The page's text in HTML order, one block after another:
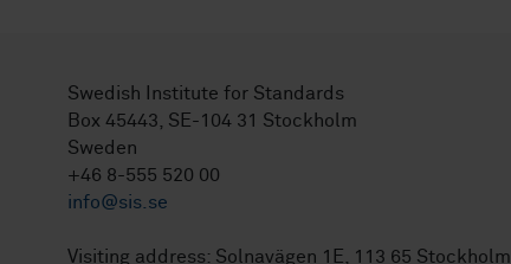
Swedish Institute for Standards
Box 45443, SE-104 31 Stockholm
Sweden
+46 8-555 520 00
info@sis.se
Visiting address: Solnavägen 1E, 113 65 Stockholm.